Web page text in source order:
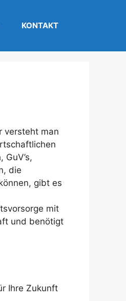
KONTAKT
versteht man
die
gibt es
mit
und benötigt
Ihre Zukunft